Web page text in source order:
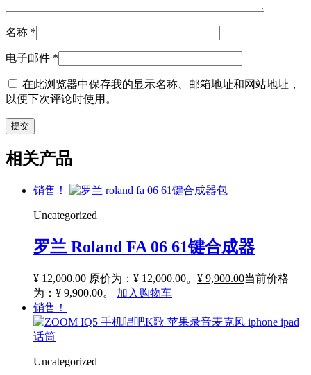
名称 *
电子邮件 *
在此浏览器中保存我的显示名称、邮箱地址和网站地址，
以便下次评论时使用。
相关产品
销售！
Uncategorized
罗兰 Roland FA 06 61键合成器
¥12,000.00 原价为：¥ 12,000.00。 ¥ 9,900.00当前价格
为：¥ 9,900.00。
加入购物车
销售！
Uncategorized